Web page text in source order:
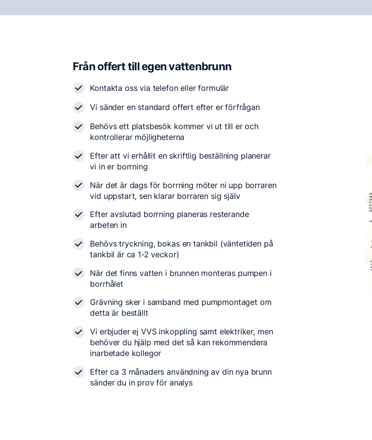
Från offert till egen vattenbrunn
Kontakta oss via telefon eller formulär
Vi sänder en standard offert efter er förfrågan
Behövs ett platsbesök kommer vi ut till er och
kontrollerar möjligheterna
Efter att vi erhållit en skriftlig beställning planerar
vi in er borrning
När det är dags för borrning möter ni upp borraren
vid uppstart, sen klarar borraren sig själv
Efter avslutad borrning planeras resterande
arbeten in
Behövs tryckning, bokas en tankbil (väntetiden på
tankbil är ca 1-2 veckor)
När det finns vatten i brunnen monteras pumpen i
borrhålet
Grävning sker i samband med pumpmontaget om
detta är beställt
Vi erbjuder ej VVS inkoppling samt elektriker, men
behöver du hjälp med det så kan rekommendera
inarbetade kollegor
Efter ca 3 månaders användning av din nya brunn
sänder du in prov för analys